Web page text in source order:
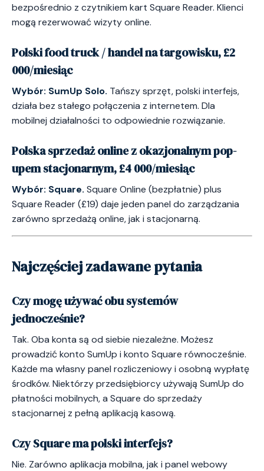
bezpośrednio z czytnikiem kart Square Reader. Klienci
mogą rezerwować wizyty online.
Polski food truck / handel na targowisku, £2
000/miesiąc
Wybór: SumUp Solo. Tańszy sprzęt, polski interfejs,
działa bez stałego połączenia z internetem. Dla
mobilnej działalności to odpowiednie rozwiązanie.
Polska sprzedaż online z okazjonalnym pop-
upem stacjonarnym, £4 000/miesiąc
Wybór: Square. Square Online (bezpłatnie) plus
Square Reader (£19) daje jeden panel do zarządzania
zarówno sprzedażą online, jak i stacjonarną.
Najczęściej zadawane pytania
Czy mogę używać obu systemów
jednocześnie?
Tak. Oba konta są od siebie niezależne. Możesz
prowadzić konto SumUp i konto Square równocześnie.
Każde ma własny panel rozliczeniowy i osobną wypłatę
środków. Niektórzy przedsiębiorcy używają SumUp do
płatności mobilnych, a Square do sprzedaży
stacjonarnej z pełną aplikacją kasową.
Czy Square ma polski interfejs?
Nie. Zarówno aplikacja mobilna, jak i panel webowy